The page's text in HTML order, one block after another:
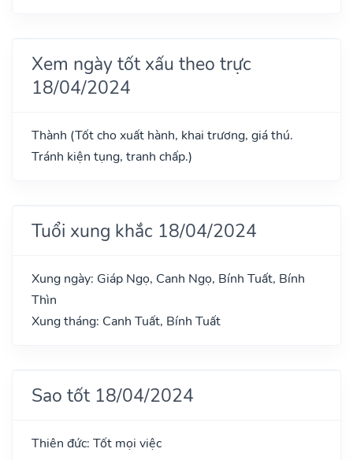
Xem ngày tốt xấu theo trực
18/04/2024
Thành (Tốt cho xuất hành, khai trương, giá thú.
Tránh kiện tụng, tranh chấp.)
Tuổi xung khắc 18/04/2024
Xung ngày: Giáp Ngọ, Canh Ngọ, Bính Tuất, Bính
Thìn
Xung tháng: Canh Tuất, Bính Tuất
Sao tốt 18/04/2024
Thiên đức: Tốt mọi việc